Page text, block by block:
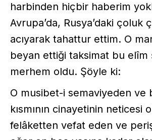
harbinden hiçbir haberim
Avrupa’da, Rusya’daki çoluk
acıyarak tahattur ettim. O
beyan ettiği taksimat bu
merhem oldu. Şöyle ki:
O musibet-i semaviyeden ve
kısmının cinayetinin neticesi
felâketten vefat eden ve